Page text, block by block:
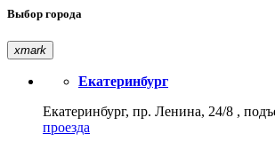
Выбор города
xmark
Екатеринбург
Екатеринбург, пр. Ленина, 24/8 ,
проезда